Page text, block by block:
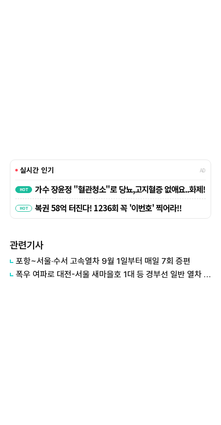
관련기사
포항~서울·수서 고속열차 9월 1일부터 매일 7회 증편
폭우 여파로 대전-서울 새마을호 1대 등 경부선 일반 열차 운행조정